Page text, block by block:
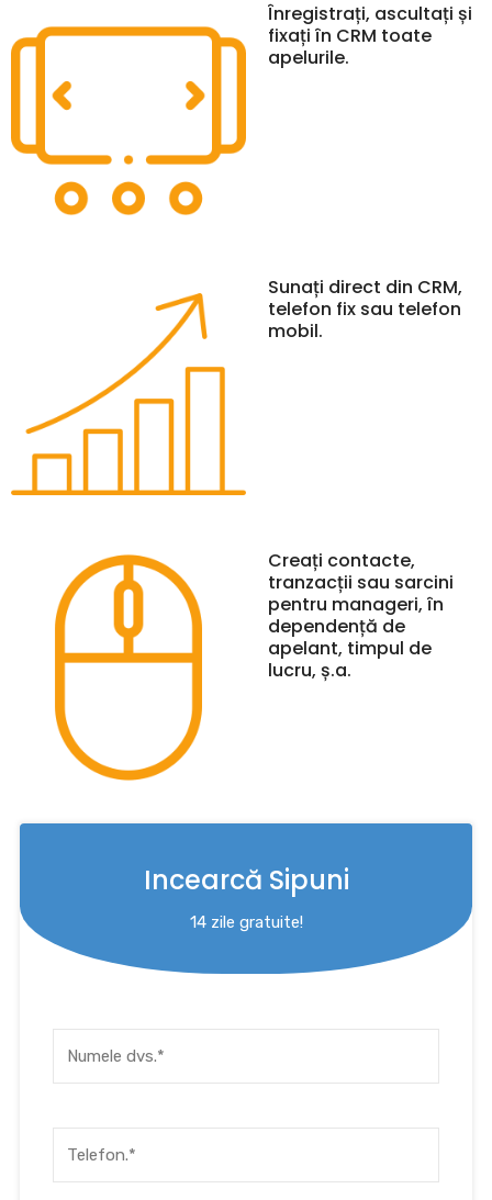
Înregistrați, ascultați și
fixați în CRM toate
apelurile.
Sunați direct din CRM,
telefon fix sau telefon
mobil.
Creați contacte,
tranzacții sau sarcini
pentru manageri, în
dependență de
apelant, timpul de
lucru, ș.a.
Incearcă Sipuni
14 zile gratuite!